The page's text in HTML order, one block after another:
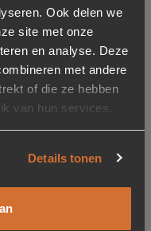
Ook delen we
site met onze
en analyse. Deze
met andere
of die ze hebben
van hun services.
Details tonen